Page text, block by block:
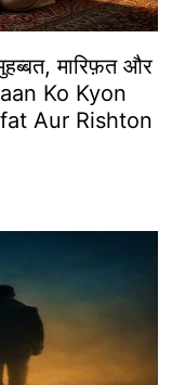
मारिफ़त और
Ko Kyon
Aur Rishton